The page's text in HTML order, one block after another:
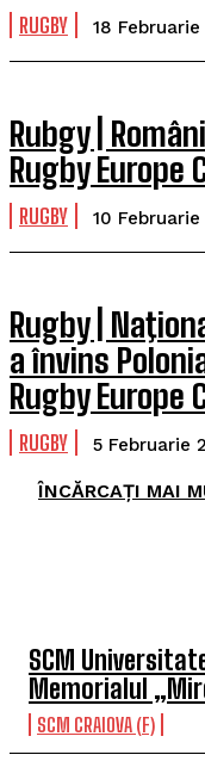
RUGBY 18
Rubgy |
Rugby Europe
RUGBY 10
Rugby |
a învins
Rugby Europe
RUGBY 5 Februarie
ÎNCĂRCAȚI MAI
SCM
Memorialul
SCM CRAIOVA (F)